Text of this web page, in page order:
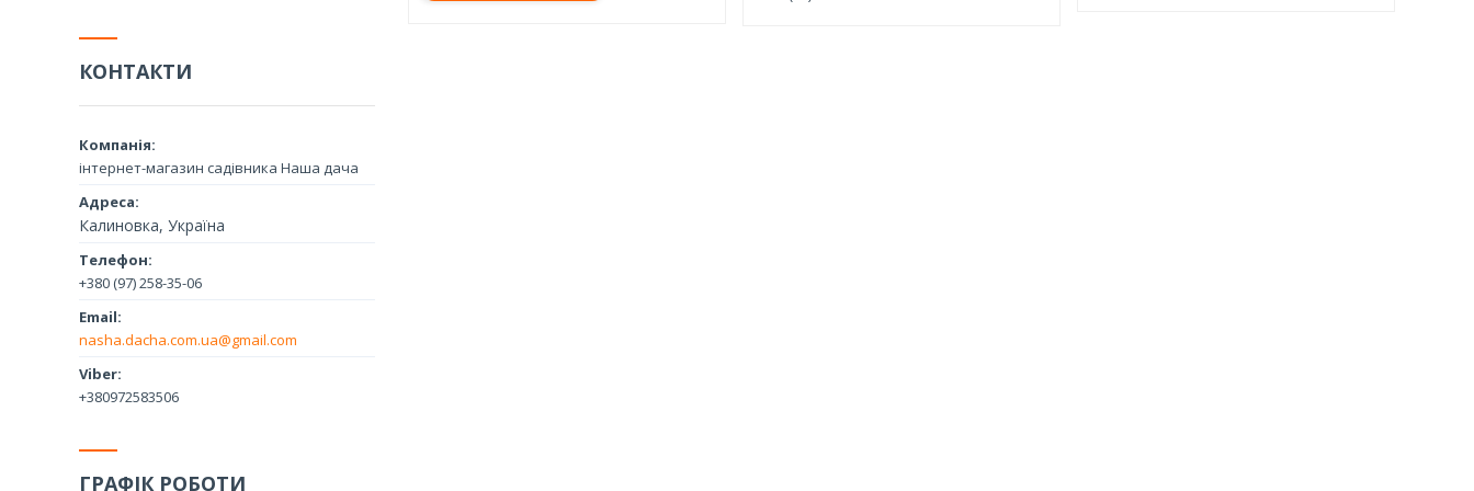
КОНТАКТИ
інтернет-магазин садівника Наша дача
Калиновка, Україна
+380 (97) 258-35-06
nasha.dacha.com.ua@gmail.com
+380972583506
ГРАФІК РОБОТИ